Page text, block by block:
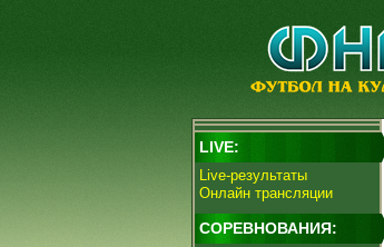
LIVE:
Live-результаты
Онлайн трансляции
СОРЕВНОВАНИЯ: